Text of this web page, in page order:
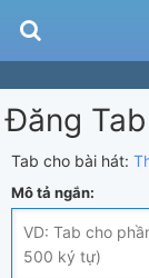
Bài hát
Playlist
Điệu bài
Tìm theo
Đăng
Tab cho bài hát:
Mô tả ngắn: